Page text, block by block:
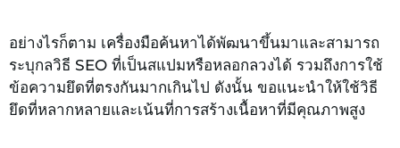
อย่างไรก็ตาม เครื่องมือค้นหาได้พัฒนาขึ้นมาและสามารถ
ระบุกลวิธี SEO ที่เป็นสแปมหรือหลอกลวงได้ รวมถึงการใช้
ข้อความยึดที่ตรงกันมากเกินไป ดังนั้น ขอแนะนำให้ใช้วิธี
ยึดที่หลากหลายและเน้นที่การสร้างเนื้อหาที่มีคุณภาพสูง